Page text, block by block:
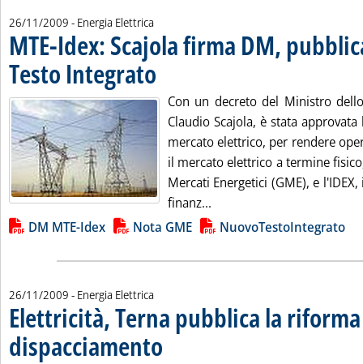
26/11/2009 - Energia Elettrica
MTE-Idex: Scajola firma DM,
Testo Integrato . Pubblicata giovedì 26 novembre 2009 alle 12.1.
Con un decreto del Ministro
Claudio Scajola, è stata
mercato elettrico, per rendere
il mercato elettrico a termine
Mercati Energetici (GME), e
finanz...
Lista allegati PDF alla notizia
DM MTE-Idex Nota GME NuovoTestoIntegrato
26/11/2009 - Energia Elettrica
Elettricità, Terna pubblica la
dispacciamento . Sottotitolo: In vigore dal 1° gennaio con 3 mesi
. Pubblicata giovedì 26 novembre 2009 alle 11.0.